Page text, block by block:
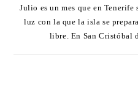
Julio es un mes que en
luz con la que la isla se
libre. En San Cristóbal